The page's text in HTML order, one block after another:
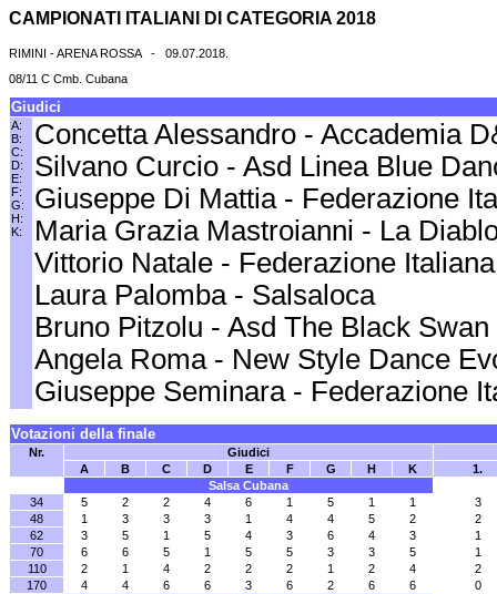
CAMPIONATI ITALIANI DI CATEGORIA 2018
RIMINI - ARENA ROSSA - 09.07.2018.
08/11 C Cmb. Cubana
Giudici
A:
B:
C:
D:
E:
F:
G:
H:
K:
Concetta Alessandro - Accademia
Silvano Curcio - Asd Linea Blue
Giuseppe Di Mattia - Federazione
Maria Grazia Mastroianni - La
Vittorio Natale - Federazione
Laura Palomba - Salsaloca
Bruno Pitzolu - Asd The Black Swan
Angela Roma - New Style Dance
Giuseppe Seminara - Federazione
Votazioni della finale
Nr.
Giudici
A
B C D E F G H K
1.
Salsa Cubana
34
5 2 2 4 6 1 5 1 1
3
48
1 3 3 3 1 4 4 5 2
2
62
3 5 1 5 4 3 6 4 3
1
70
6 6 5 1 5 5 3 3 5
1
110
2 1 4 2 2 2 1 2 4
2
170
4 4 6 6 3 6 2 6 6
0